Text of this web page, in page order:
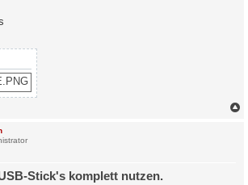
Stick's komplett nutzen.